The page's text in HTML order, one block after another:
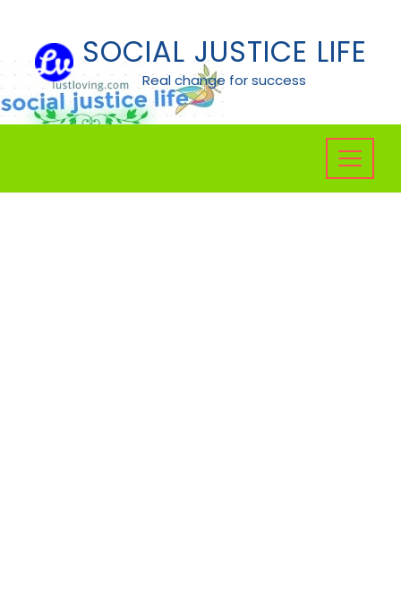
content
SOCIAL JUSTICE LIFE
Real change for success